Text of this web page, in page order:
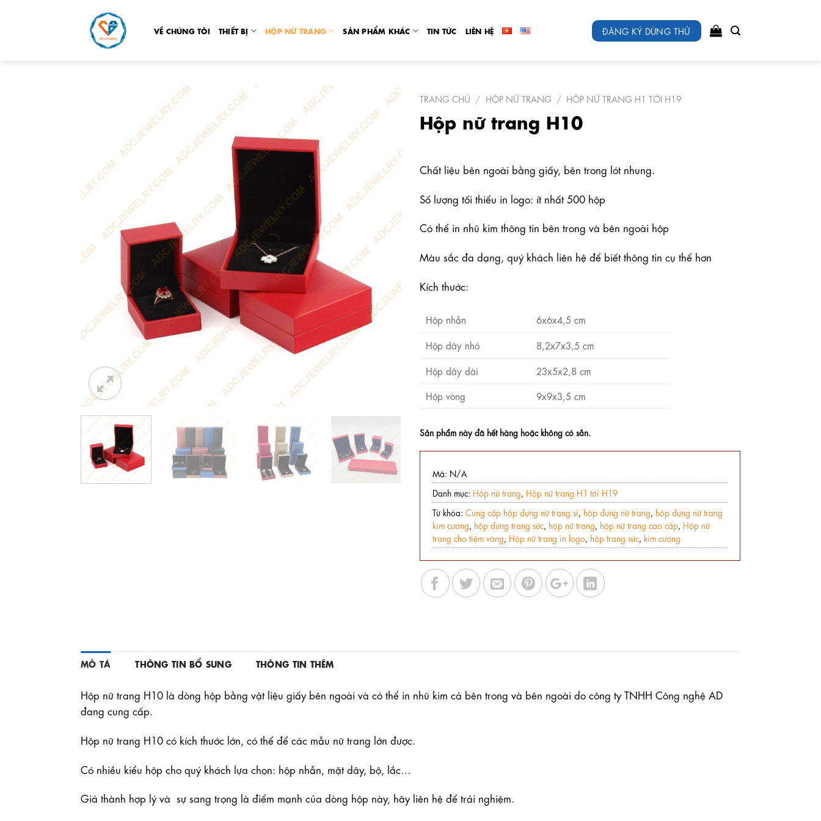
VỀ CHÚNG TÔI THIẾT BỊ HỘP NỮ TRANG SẢN PHẨM KHÁC TIN TỨC LIÊN HỆ ĐĂNG KÝ DÙNG THỬ
TRANG CHỦ / HỘP NỮ TRANG / HỘP NỮ TRANG H1 TỚI H19
Hộp nữ trang H10
Chất liệu bên ngoài bằng giấy, bên trong lót nhung.
Số lượng tối thiểu in logo: ít nhất 500 hộp
Có thể in nhũ kim thông tin bên trong và bên ngoài hộp
Màu sắc đa dạng, quý khách liên hệ để biết thông tin cụ thể hơn
Kích thước:
Hộp nhẫn 6x6x4,5 cm
Hộp dây nhỏ 8,2x7x3,5 cm
Hộp dây dài 23x5x2,8 cm
Hộp vòng 9x9x3,5 cm
Sản phẩm này đã hết hàng hoặc không có sẵn.
Mã: N/A
Danh mục: Hộp nữ trang Hộp nữ trang H1 tới H19
Từ khóa: ​​Cung cấp hộp đựng nữ trang sỉ hộp đựng nữ trang hộp đựng nữ trang
kim cương hộp đựng trang sức hộp nữ trang hộp nữ trang cao cấp Hộp nữ
trang cho tiệm vàng Hộp nữ trang in logo hộp trang sức kim cương
MÔ TẢ THÔNG TIN BỔ SUNG THÔNG TIN THÊM
Hộp nữ trang H10 là dòng hộp bằng vật liệu giấy bên ngoài và có thể in nhũ kim cả bên trong và bên ngoài do công ty TNHH Công nghệ AD
đang cung cấp.
Hộp nữ trang H10 có kích thước lớn, có thể để các mẫu nữ trang lớn được.
Có nhiều kiểu hộp cho quý khách lựa chọn: hộp nhẫn, mặt dây, bộ, lắc…
Giá thành hợp lý và sự sang trọng là điểm mạnh của dòng hộp này, hãy liên hệ để trải nghiệm.